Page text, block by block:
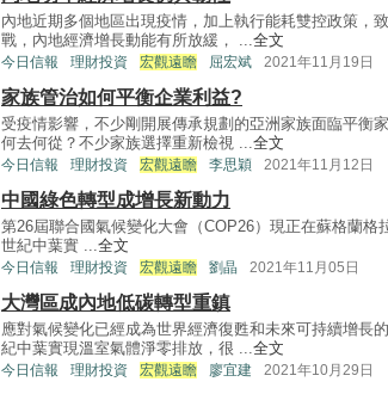
內地近期多個地區出現疫情，加上執行能耗雙控政策，
戰，內地經濟增長動能有所放緩， ...全文
今日信報 理財投資 宏觀遠瞻 屈宏斌 2021年11月19日
家族管治如何平衡企業利益?
受疫情影響，不少剛開展傳承規劃的亞洲家族面臨平衡
何去何從？不少家族選擇重新檢視 ...全文
今日信報 理財投資 宏觀遠瞻 李思穎 2021年11月12日
中國綠色轉型成增長新動力
第26屆聯合國氣候變化大會（COP26）現正在蘇格蘭
世紀中葉實 ...全文
今日信報 理財投資 宏觀遠瞻 劉晶 2021年11月05日
大灣區成內地低碳轉型重鎮
應對氣候變化已經成為世界經濟復甦和未來可持續增長
紀中葉實現溫室氣體淨零排放，很 ...全文
今日信報 理財投資 宏觀遠瞻 廖宜建 2021年10月29日